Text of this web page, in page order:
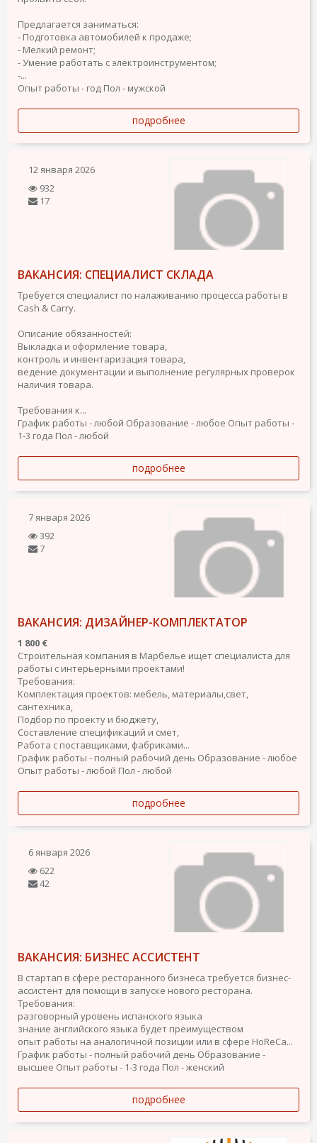
Предлагается заниматься:
- Подготовка автомобилей к продаже;
- Мелкий ремонт;
- Умение работать с электроинструментом;
-...
Опыт работы - год Пол - мужской
подробнее
12 января 2026
932
17
ВАКАНСИЯ: СПЕЦИАЛИСТ СКЛАДА
Требуется специалист по налаживанию процесса работы в
Cash & Carry.
Описание обязанностей:
Выкладка и оформление товара,
контроль и инвентаризация товара,
ведение документации и выполнение регулярных проверок
наличия товара.
Требования к...
График работы - любой Образование - любое Опыт работы -
1-3 года Пол - любой
подробнее
7 января 2026
392
7
ВАКАНСИЯ: ДИЗАЙНЕР-КОМПЛЕКТАТОР
1 800 €
Строительная компания в Марбелье ищет специалиста для
работы с интерьерными проектами!
Требования:
Комплектация проектов: мебель, материалы,свет,
сантехника,
Подбор по проекту и бюджету,
Составление спецификаций и смет,
Работа с поставщиками, фабриками...
График работы - полный рабочий день Образование - любое
Опыт работы - любой Пол - любой
подробнее
6 января 2026
622
42
ВАКАНСИЯ: БИЗНЕС АССИСТЕНТ
В стартап в сфере ресторанного бизнеса требуется бизнес-
ассистент для помощи в запуске нового ресторана.
Требования:
разговорный уровень испанского языка
знание английского языка будет преимуществом
опыт работы на аналогичной позиции или в сфере HoReCa...
График работы - полный рабочий день Образование -
высшее Опыт работы - 1-3 года Пол - женский
подробнее